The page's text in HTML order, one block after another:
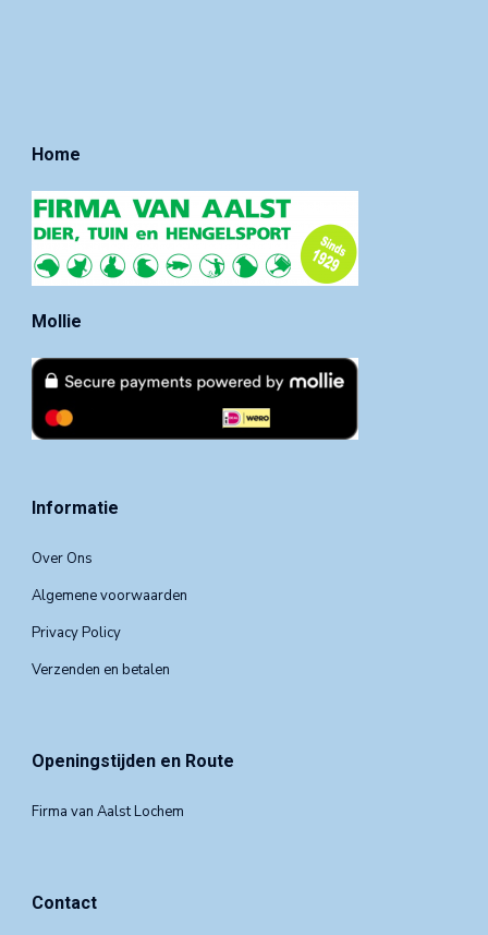
Home
Mollie
Informatie
Over Ons
Algemene voorwaarden
Privacy Policy
Verzenden en betalen
Openingstijden en Route
Firma van Aalst Lochem
Contact